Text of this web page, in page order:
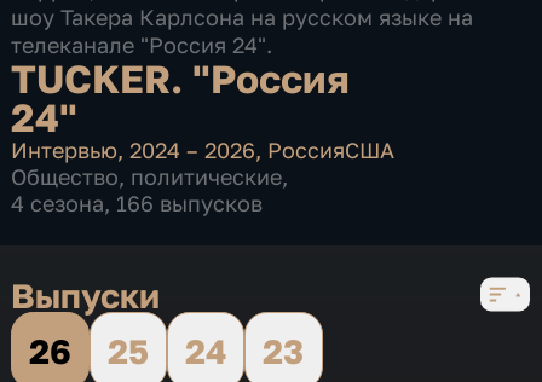
шоу Такера Карлсона на русском языке на
телеканале "Россия 24".
TUCKER. "Россия
24"
Интервью,2024 – 2026, РоссияСША
Общество, политические,
4 сезона, 166 выпусков
Выпуски
26
25 24
23